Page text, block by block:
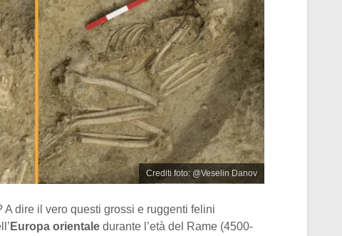
Crediti foto: @Veselin Danov
A dire il vero questi grossi e ruggenti felini
Europa orientale durante l’età del Rame (4500-